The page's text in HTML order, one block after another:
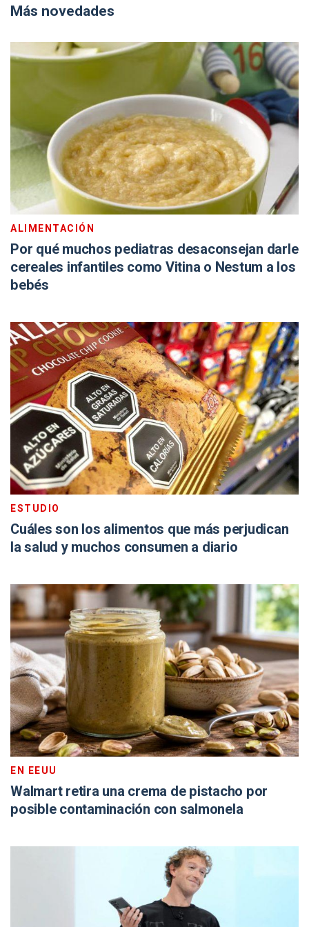
Más novedades
ALIMENTACIÓN
Por qué muchos pediatras desaconsejan darle
cereales infantiles como Vitina o Nestum a los
bebés
ESTUDIO
Cuáles son los alimentos que más perjudican
la salud y muchos consumen a diario
EN EEUU
Walmart retira una crema de pistacho por
posible contaminación con salmonela